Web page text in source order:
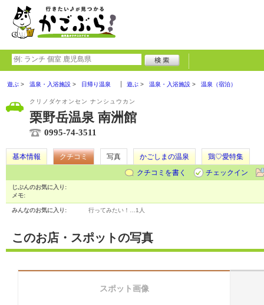
遊ぶ 温泉・入浴施設 日帰り温泉 遊ぶ 温泉・入浴施設 温泉（宿泊）
クリノダケオンセン ナンシュウカン
栗野岳温泉 南洲館
0995-74-3511
基本情報 クチコミ 写真 かごしまの温泉
鶏♡愛特集
クチコミを書く
チェックイン
じぶんのお気に入り:
メモ:
みんなのお気に入り: 行ってみたい！… 1人
このお店・スポットの写真
スポット画像